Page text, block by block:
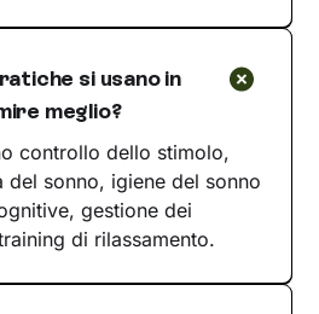
si usano in
meglio?
controllo dello stimolo,
del sonno, igiene del sonno
gestione dei
di rilassamento.